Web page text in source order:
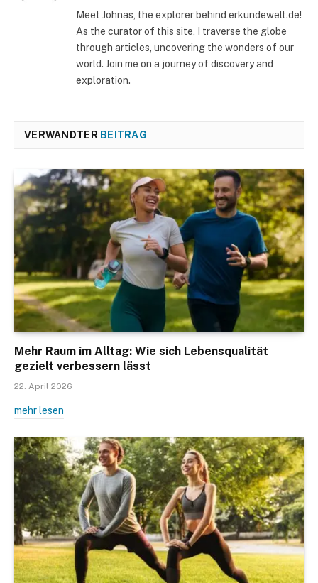
Meet Johnas, the explorer behind erkundewelt.de!
As the curator of this site, I traverse the globe
through articles, uncovering the wonders of our
world. Join me on a journey of discovery and
exploration.
VERWANDTER BEITRAG
Mehr Raum im Alltag: Wie sich Lebensqualität
gezielt verbessern lässt
22. April 2026
mehr lesen